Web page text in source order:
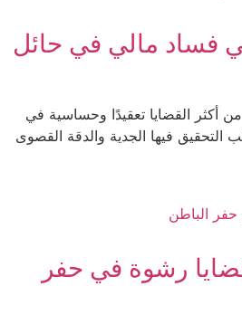
فساد مالي في حائل
القضايا تعقيدًا وحساسية في
فيها الجدية والدقة القصوى
رشوة في حفر